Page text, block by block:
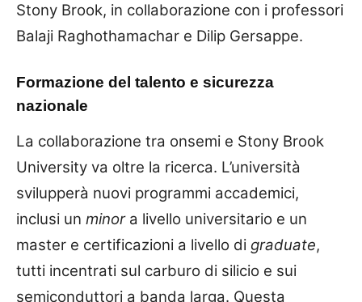
Stony Brook, in collaborazione con i professori
Balaji Raghothamachar e Dilip Gersappe.
Formazione del talento e sicurezza
nazionale
La collaborazione tra onsemi e Stony Brook
University va oltre la ricerca. L’università
svilupperà nuovi programmi accademici,
inclusi un minora livello universitario e un
master e certificazioni a livello di graduate,
tutti incentrati sul carburo di silicio e sui
semiconduttori a banda larga. Questa